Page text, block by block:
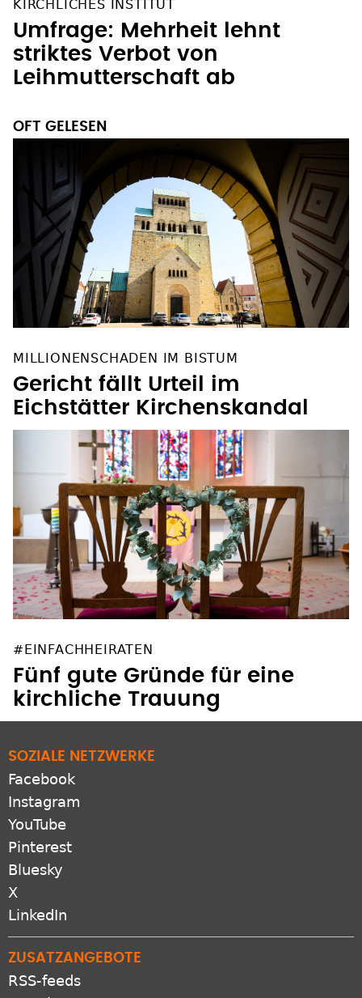
KIRCHLICHES INSTITUT
Umfrage: Mehrheit lehnt
striktes Verbot von
Leihmutterschaft ab
OFT GELESEN
MILLIONENSCHADEN IM BISTUM
Gericht fällt Urteil im
Eichstätter Kirchenskandal
#EINFACHHEIRATEN
Fünf gute Gründe für eine
kirchliche Trauung
SOZIALE NETZWERKE
Facebook
Instagram
YouTube
Pinterest
Bluesky
X
LinkedIn
ZUSATZANGEBOTE
RSS-feeds